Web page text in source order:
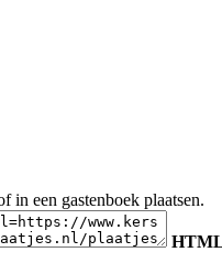
in een gastenboek plaatsen.